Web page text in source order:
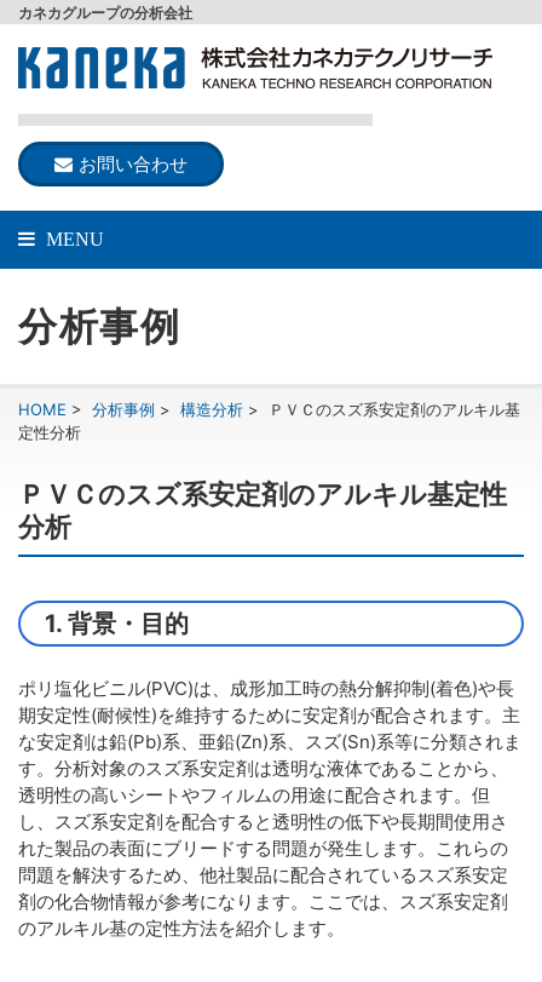
カネカグループの分析会社
お問い合わせ
MENU
分析事例
HOME > 分析事例 > 構造分析 >
ＰＶＣのスズ系安定剤のアルキル基
定性分析
ＰＶＣのスズ系安定剤のアルキル基定性
分析
1. 背景・目的
ポリ塩化ビニル(PVC)は、成形加工時の熱分解抑制(着色)や長
期安定性(耐候性)を維持するために安定剤が配合されます。主
な安定剤は鉛(Pb)系、亜鉛(Zn)系、スズ(Sn)系等に分類されま
す。分析対象のスズ系安定剤は透明な液体であることから、
透明性の高いシートやフィルムの用途に配合されます。但
し、スズ系安定剤を配合すると透明性の低下や長期間使用さ
れた製品の表面にブリードする問題が発生します。これらの
問題を解決するため、他社製品に配合されているスズ系安定
剤の化合物情報が参考になります。ここでは、スズ系安定剤
のアルキル基の定性方法を紹介します。